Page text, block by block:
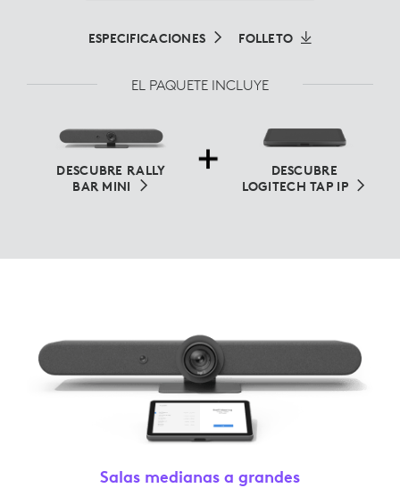
ESPECIFICACIONES FOLLETO
EL PAQUETE INCLUYE
DESCUBRE RALLY
BAR MINI
DESCUBRE
LOGITECH TAP IP
Salas medianas a grandes